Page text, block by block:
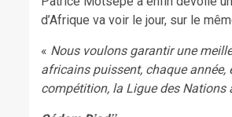
d’Afrique va voir le jour, sur le
« Nous voulons garantir une
africains puissent, chaque
compétition, la Ligue des Nations